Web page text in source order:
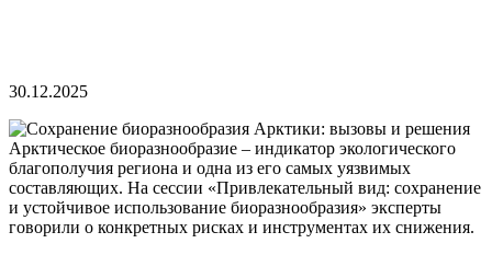
30.12.2025
Арктическое биоразнообразие – индикатор экологического
благополучия региона и одна из его самых уязвимых
составляющих. На сессии «Привлекательный вид: сохранение
и устойчивое использование биоразнообразия» эксперты
говорили о конкретных рисках и инструментах их снижения.